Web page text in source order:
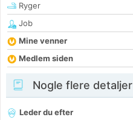
Ryger
Job
Mine venner
Medlem siden
Nogle flere detaljer
Leder du efter